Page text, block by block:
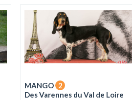
MANGO 2
Des Varennes du Val de Loire